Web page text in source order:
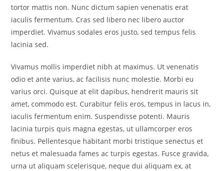
tortor mattis non. Nunc dictum sapien venenatis erat
iaculis fermentum. Cras sed libero nec libero auctor
imperdiet. Vivamus sodales eros justo, sed tempus felis
lacinia sed.
Vivamus mollis imperdiet nibh at maximus. Ut venenatis
odio et ante varius, ac facilisis nunc molestie. Morbi eu
varius orci. Quisque at elit dapibus, hendrerit mauris sit
amet, commodo est. Curabitur felis eros, tempus in lacus in,
iaculis fermentum enim. Suspendisse potenti. Mauris
lacinia turpis quis magna egestas, ut ullamcorper eros
finibus. Pellentesque habitant morbi tristique senectus et
netus et malesuada fames ac turpis egestas. Fusce gravida,
urna ut aliquam scelerisque, neque dui aliquam ex, at